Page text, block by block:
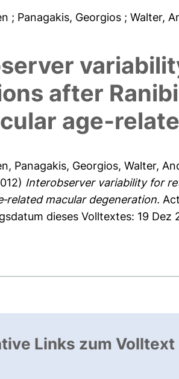
; Panagakis, Georgios ; Walter,
after
, Panagakis, Georgios, Walter,
Interobserver variability for
macular degeneration.
dieses Volltextes: 19 Dez
Links zum Volltext